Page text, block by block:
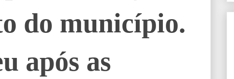
do município.
após as